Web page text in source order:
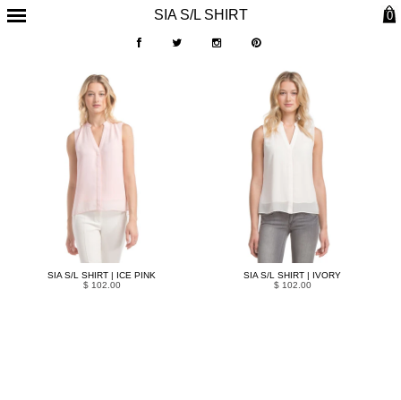
SIA S/L SHIRT 0
SIA S/L SHIRT | ICE PINK
$ 102.00
SIA S/L SHIRT | IVORY
$ 102.00